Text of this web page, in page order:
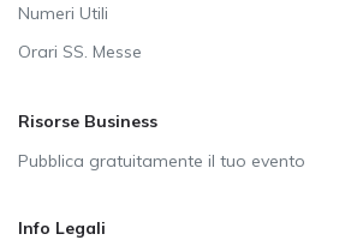
Numeri Utili
Orari SS. Messe
Risorse Business
Pubblica gratuitamente il tuo evento
Info Legali